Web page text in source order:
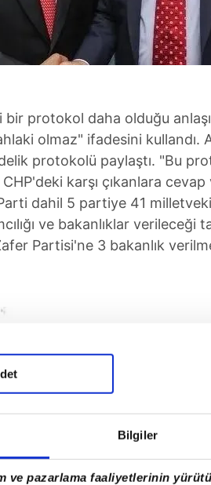
Bilgiler
ve pazarlama faaliyetlerinin
protokol daha olduğu
olmaz" ifadesini kullandı.
protokolü paylaştı. "Bu
karşı çıkanlara
dahil 5 partiye 41
ve bakanlıklar verileceği
Partisi'ne 3 bakanlık